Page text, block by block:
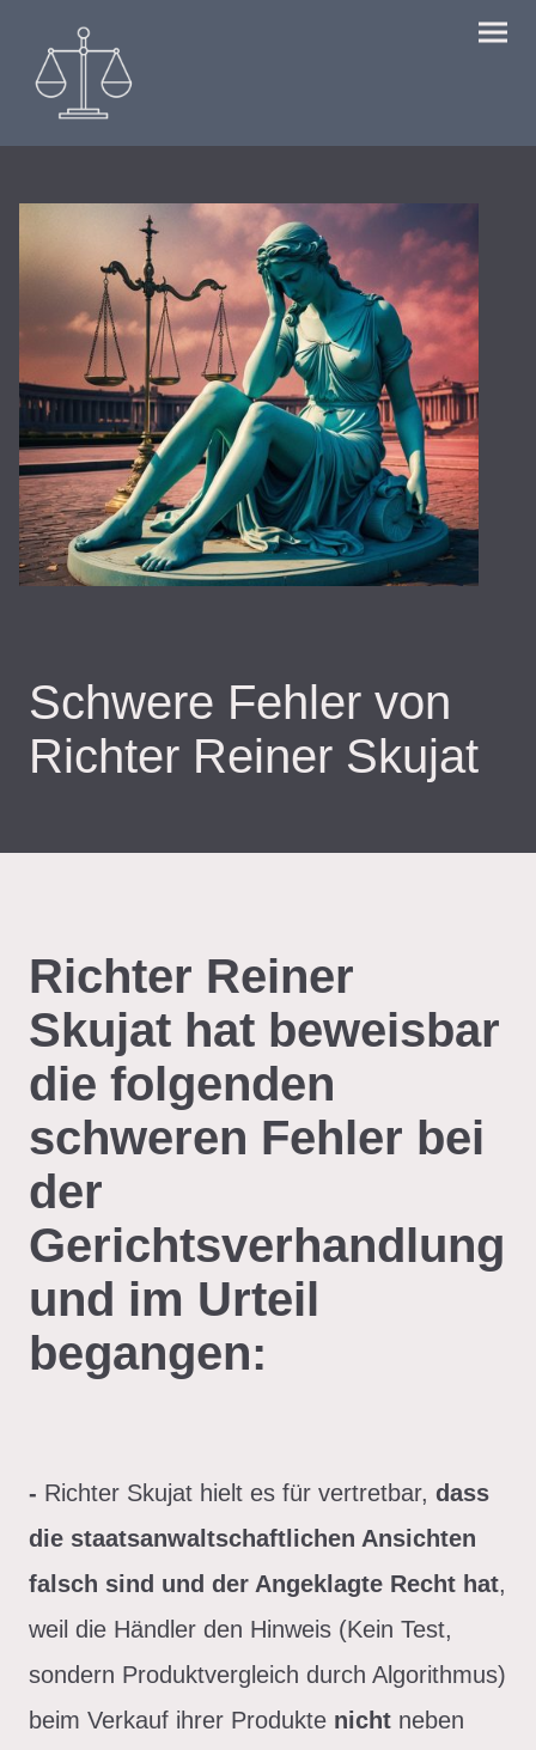
Schwere Fehler von
Richter Reiner Skujat
Richter Reiner
Skujat hat beweisbar
die folgenden
schweren Fehler bei
der
Gerichtsverhandlung
und im Urteil
begangen:
- Richter Skujat hielt es für vertretbar, dass
die staatsanwaltschaftlichen Ansichten
falsch sind und der Angeklagte Recht hat,
weil die Händler den Hinweis (Kein Test,
sondern Produktvergleich durch Algorithmus)
beim Verkauf ihrer Produkte nicht neben